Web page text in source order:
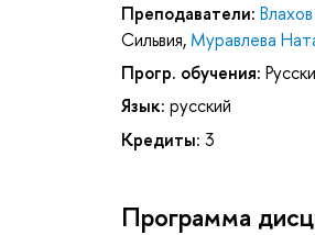
Преподаватели:
Сильвия, Муравлева
Прогр. обучения:
Язык: русский
Кредиты: 3
Программа